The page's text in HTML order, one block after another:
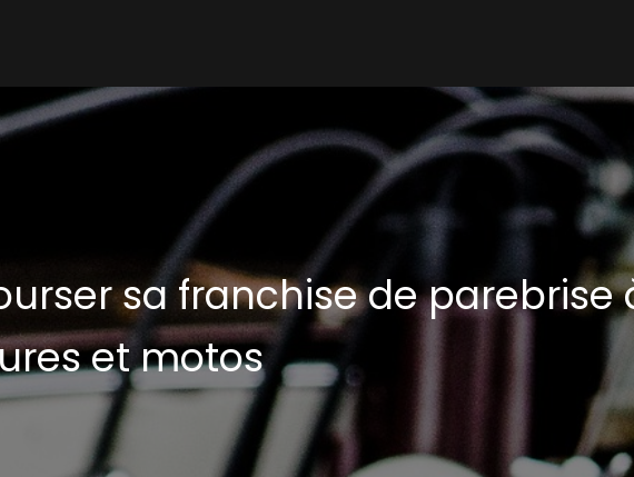
sa franchise de parebrise
et motos